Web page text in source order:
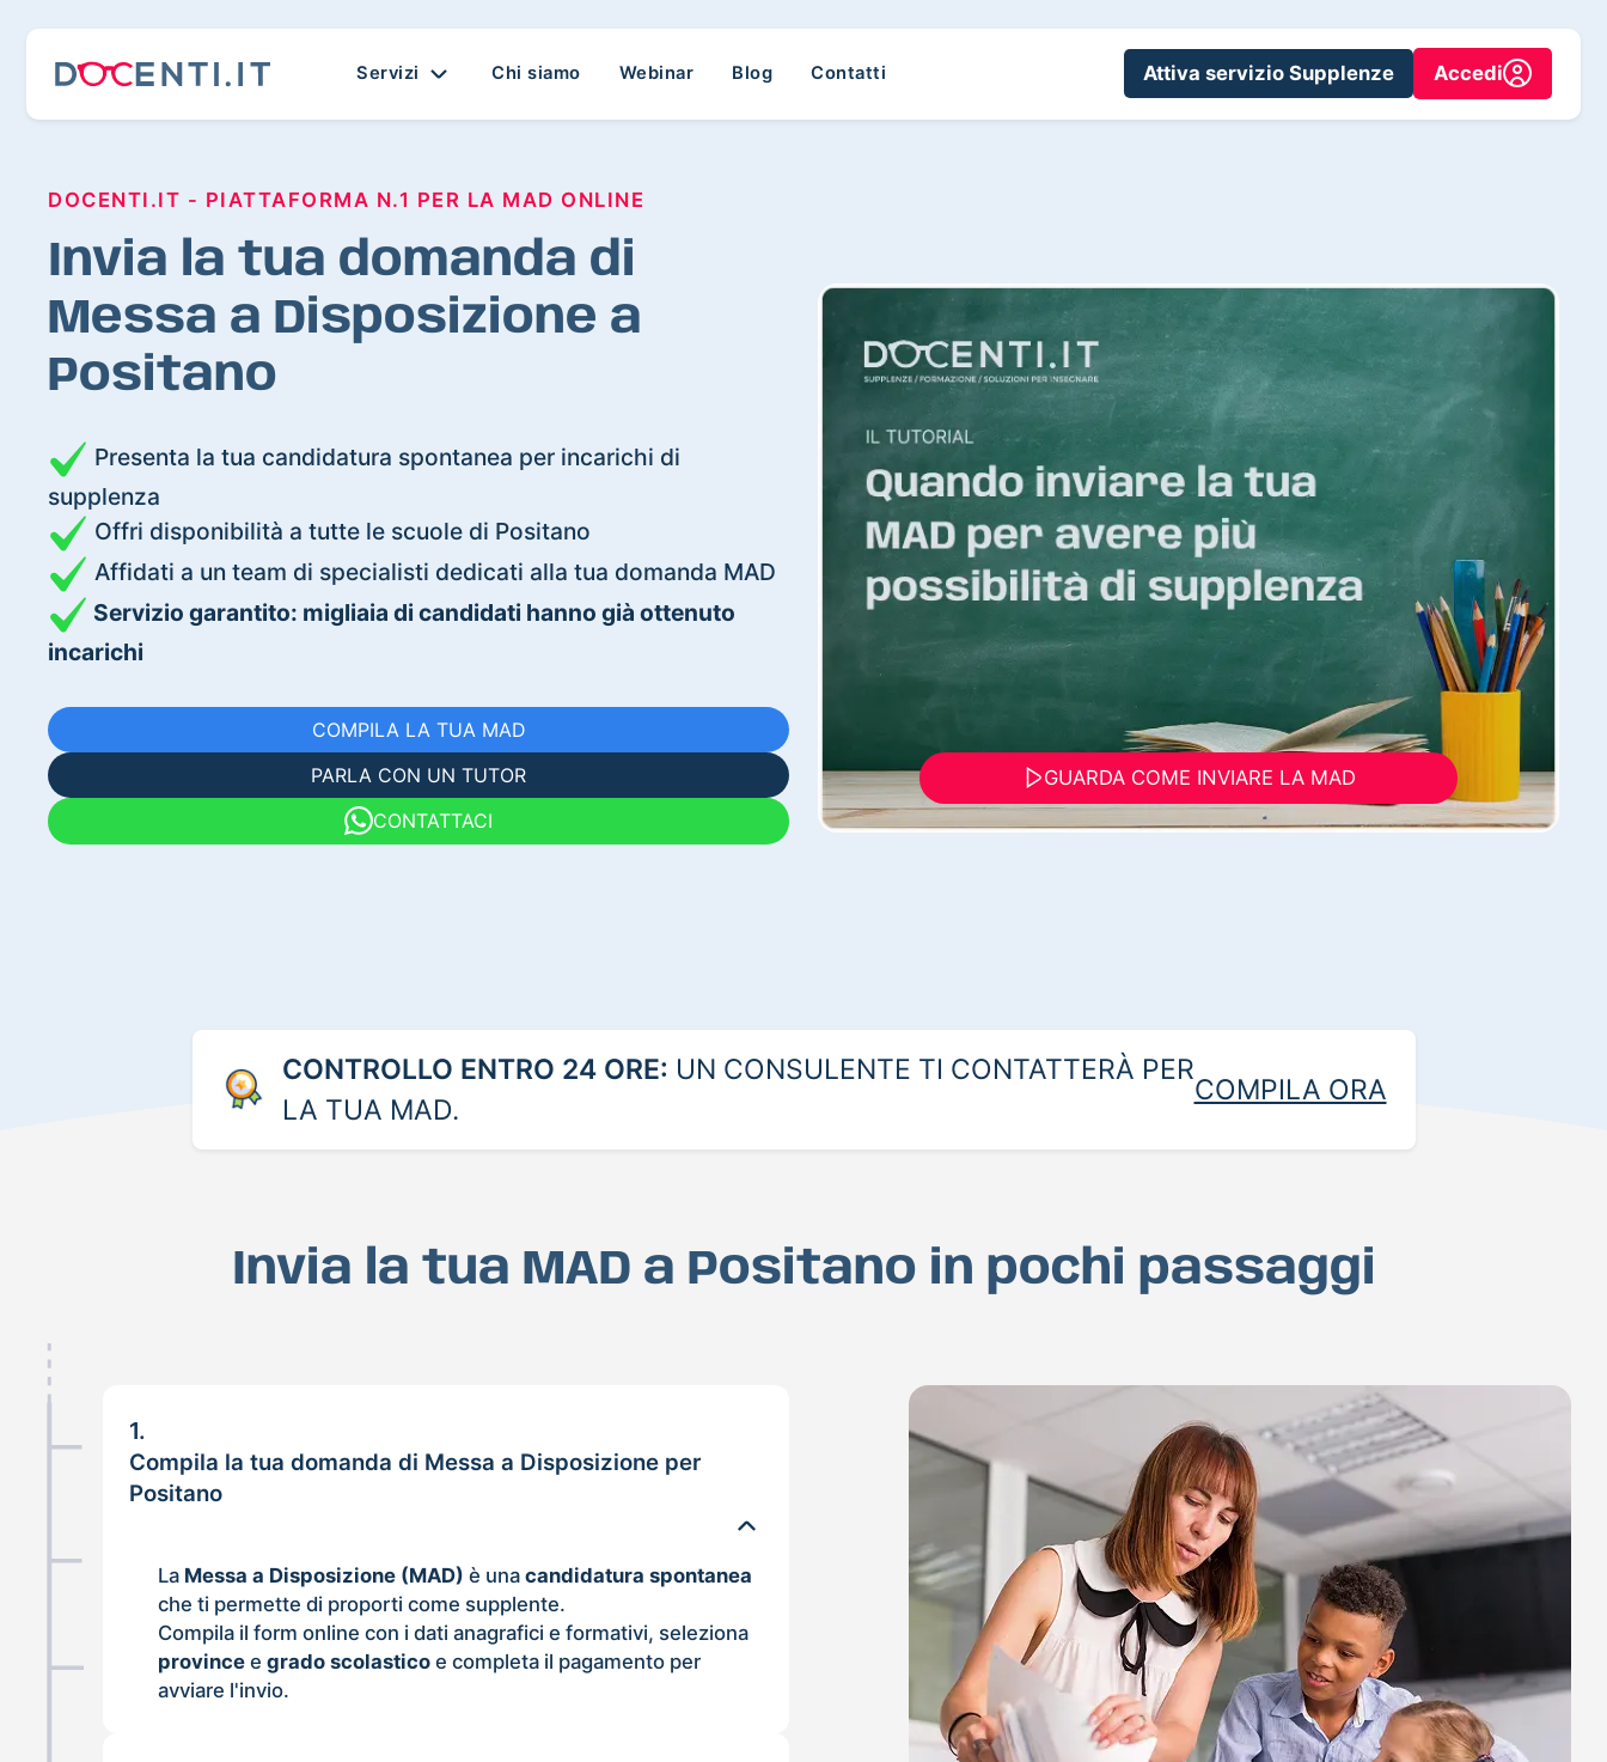
Servizi Chi siamo Webinar Blog Contatti Attiva servizio Supplenze Accedi
DOCENTI.IT - PIATTAFORMA N.1 PER LA MAD ONLINE
Invia la tua domanda di
Messa a Disposizione a
Positano
Presenta la tua candidatura spontanea per incarichi di
supplenza
Offri disponibilità a tutte le scuole di Positano
Affidati a un team di specialisti dedicati alla tua domanda MAD
Servizio garantito: migliaia di candidati hanno già ottenuto
incarichi
COMPILA LA TUA MAD
PARLA CON UN TUTOR
CONTATTACI
GUARDA COME INVIARE LA MAD
CONTROLLO ENTRO 24 ORE: UN CONSULENTE TI CONTATTERÀ PER
LA TUA MAD.
COMPILA ORA
Invia la tua MAD a Positano in pochi passaggi
1.
Compila la tua domanda di Messa a Disposizione per
Positano
La Messa a Disposizione (MAD) è unacandidatura spontanea
che ti permette di proporti come supplente.
Compila il form online con i dati anagrafici e formativi, seleziona
province egrado scolastico e completa il pagamento per
avviare l'invio.